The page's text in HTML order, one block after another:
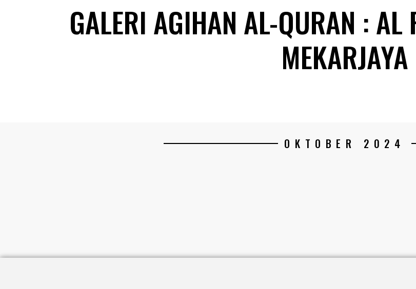
GALERI AGIHAN AL-QURAN : AL
MEKARJAYA
OKTOBER 2024